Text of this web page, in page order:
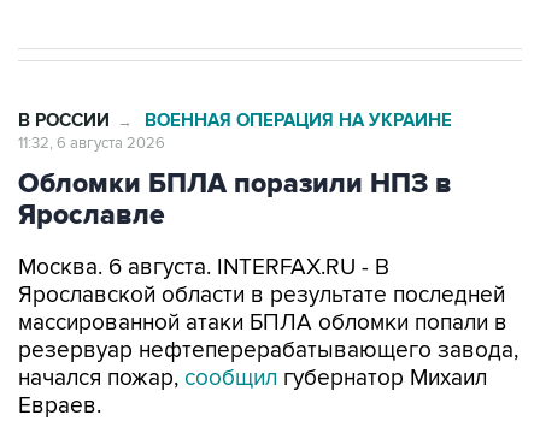
В РОССИИ → ВОЕННАЯ ОПЕРАЦИЯ НА УКРАИНЕ
11:32, 6 августа 2026
Обломки БПЛА поразили НПЗ в
Ярославле
Москва. 6 августа. INTERFAX.RU - В
Ярославской области в результате последней
массированной атаки БПЛА обломки попали в
резервуар нефтеперерабатывающего завода,
начался пожар, сообщил губернатор Михаил
Евраев.